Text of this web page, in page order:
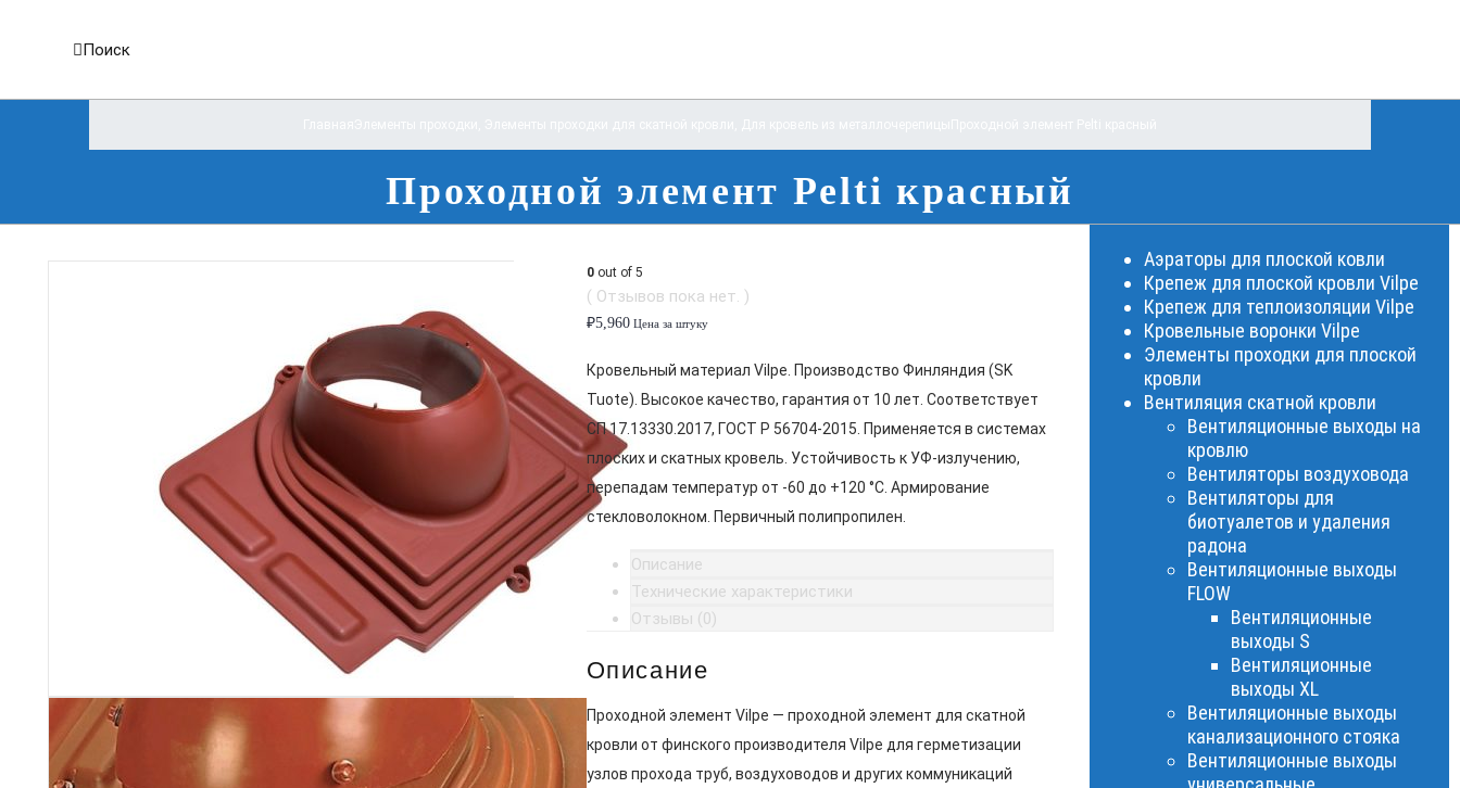
Поиск
Проходной элемент Pelti красный
0out of 5
( Отзывов пока нет. )
₽5,960Цена за штуку
Кровельный материал Vilpe. Производство Финляндия (SK
Tuote). Высокое качество, гарантия от 10 лет. Соответствует
СП 17.13330.2017, ГОСТ Р 56704-2015. Применяется в системах
плоских и скатных кровель. Устойчивость к УФ-излучению,
перепадам температур от -60 до +120 °C. Армирование
стекловолокном. Первичный полипропилен.
Описание
Технические характеристики
Отзывы (0)
Описание
Проходной элемент Vilpe — проходной элемент для скатной
кровли от финского производителя Vilpe для герметизации
узлов прохода труб, воздуховодов и других коммуникаций
Аэраторы для плоской ковли
Крепеж для плоской кровли Vilpe
Крепеж для теплоизоляции Vilpe
Кровельные воронки Vilpe
Элементы проходки для плоской
кровли
Вентиляция скатной кровли
Вентиляционные выходы на
кровлю
Вентиляторы воздуховода
Вентиляторы для
биотуалетов и удаления
радона
Вентиляционные выходы
FLOW
Вентиляционные
выходы S
Вентиляционные
выходы XL
Вентиляционные выходы
канализационного стояка
Вентиляционные выходы